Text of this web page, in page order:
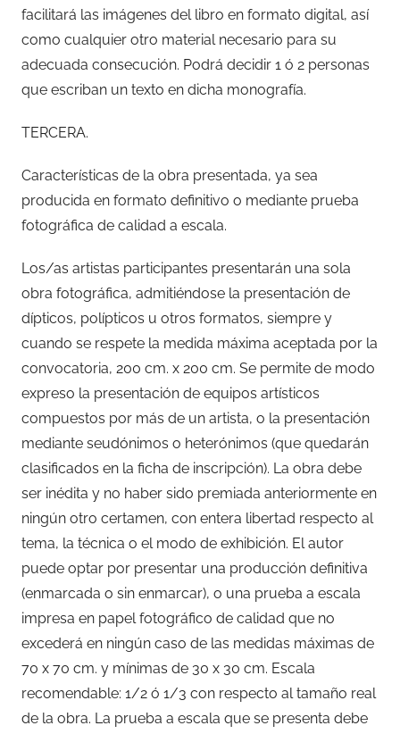
facilitará las imágenes del libro en formato digital, así
como cualquier otro material necesario para su
adecuada consecución. Podrá decidir 1 ó 2 personas
que escriban un texto en dicha monografía.
TERCERA.
Características de la obra presentada, ya sea
producida en formato definitivo o mediante prueba
fotográfica de calidad a escala.
Los/as artistas participantes presentarán una sola
obra fotográfica, admitiéndose la presentación de
dípticos, polípticos u otros formatos, siempre y
cuando se respete la medida máxima aceptada por la
convocatoria, 200 cm. x 200 cm. Se permite de modo
expreso la presentación de equipos artísticos
compuestos por más de un artista, o la presentación
mediante seudónimos o heterónimos (que quedarán
clasificados en la ficha de inscripción). La obra debe
ser inédita y no haber sido premiada anteriormente en
ningún otro certamen, con entera libertad respecto al
tema, la técnica o el modo de exhibición. El autor
puede optar por presentar una producción definitiva
(enmarcada o sin enmarcar), o una prueba a escala
impresa en papel fotográfico de calidad que no
excederá en ningún caso de las medidas máximas de
70 x 70 cm. y mínimas de 30 x 30 cm. Escala
recomendable: 1/2 ó 1/3 con respecto al tamaño real
de la obra. La prueba a escala que se presenta debe